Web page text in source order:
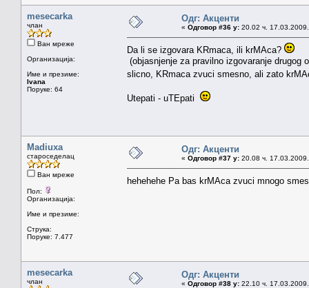
mesecarka
члан
Ван мреже
Организација:
Име и презиме:
Ivana
Поруке: 64
Одг: Акценти
« Одговор #36 у: 20.02 ч.
Da li se izgovara KRmaca, ili krMAca?
(objasnjenje za pravilno izgovaranje
slicno, KRmaca zvuci smesno, ali zato
Utepati - uTEpati
Madiuxa
староседелац
Ван мреже
Пол:
Организација:
Име и презиме:
Струка:
Поруке: 7.477
Одг: Акценти
« Одговор #37 у: 20.08 ч.
hehehehe Pa bas krMAca zvuci mnogo
mesecarka
члан
Одг: Акценти
« Одговор #38 у: 22.10 ч.